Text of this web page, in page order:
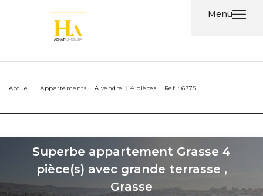
Menu
Nos
Agents
Accueil Appartements A vendre 4 pièces Ref. : 6775
Superbe appartement Grasse 4
pièce(s) avec grande terrasse ,
Grasse